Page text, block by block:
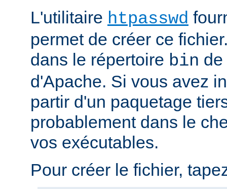
L'utilitaire htpasswd
permet de créer ce
dans le répertoire bin
d'Apache. Si vous avez
partir d'un paquetage
probablement dans le
vos exécutables.
Pour créer le fichier,